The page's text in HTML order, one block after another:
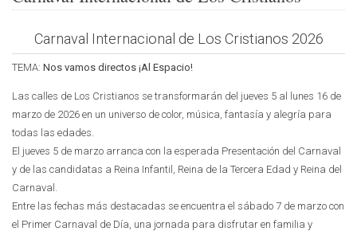
Carnaval Internacional de Los Cristianos 2026
TEMA: Nos vamos directos ¡Al Espacio!
Las calles de Los Cristianos se transformarán del jueves 5 al lunes 16 de
marzo de 2026 en un universo de color, música, fantasía y alegría para
todas las edades.
El jueves 5 de marzo arranca con la esperada Presentación del Carnaval
y de las candidatas a Reina Infantil, Reina de la Tercera Edad y Reina del
Carnaval.
Entre las fechas más destacadas se encuentra el sábado 7 de marzo con
el Primer Carnaval de Día, una jornada para disfrutar en familia y